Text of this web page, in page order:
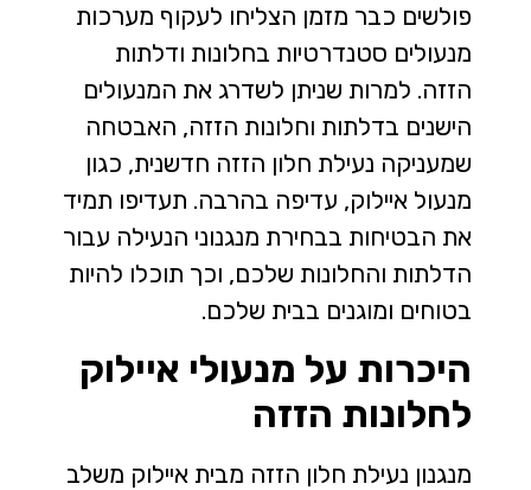
פולשים כבר מזמן הצליחו לעקוף מערכות
מנעולים סטנדרטיות בחלונות ודלתות
הזזה. למרות שניתן לשדרג את המנעולים
הישנים בדלתות וחלונות הזזה, האבטחה
שמעניקה נעילת חלון הזזה חדשנית, כגון
מנעול איילוק, עדיפה בהרבה. תעדיפו תמיד
את הבטיחות בבחירת מנגנוני הנעילה עבור
הדלתות והחלונות שלכם, וכך תוכלו להיות
בטוחים ומוגנים בבית שלכם.
היכרות על מנעולי איילוק
לחלונות הזזה
מנגנון נעילת חלון הזזה מבית איילוק משלב